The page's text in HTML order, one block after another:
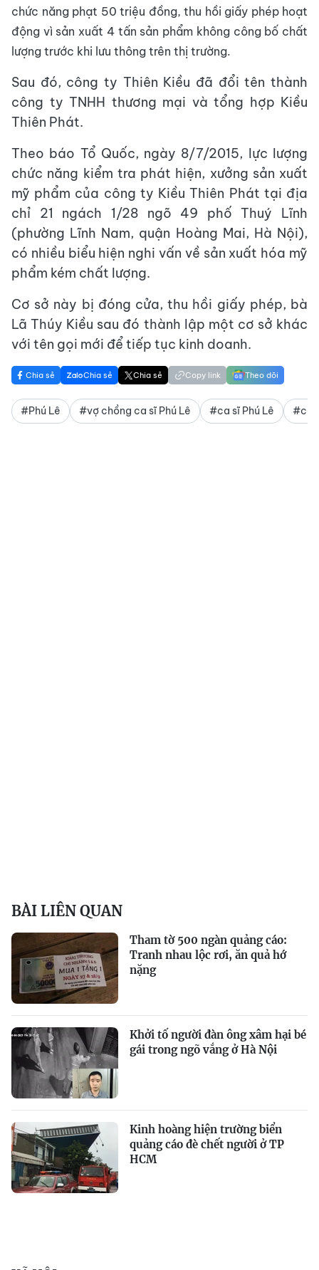
chức năng phạt 50 triệu đồng, thu hồi giấy phép hoạt
động vì sản xuất 4 tấn sản phẩm không công bố chất
lượng trước khi lưu thông trên thị trường.
Sau đó, công ty Thiên Kiều đã đổi tên thành
công ty TNHH thương mại và tổng hợp Kiều
Thiên Phát.
Theo báo Tổ Quốc, ngày 8/7/2015, lực lượng
chức năng kiểm tra phát hiện, xưởng sản xuất
mỹ phẩm của công ty Kiều Thiên Phát tại địa
chỉ 21 ngách 1/28 ngõ 49 phố Thuý Lĩnh
(phường Lĩnh Nam, quận Hoàng Mai, Hà Nội),
có nhiều biểu hiện nghi vấn về sản xuất hóa mỹ
phẩm kém chất lượng.
Cơ sở này bị đóng cửa, thu hồi giấy phép, bà
Lã Thúy Kiều sau đó thành lập một cơ sở khác
với tên gọi mới để tiếp tục kinh doanh.
Chia sẻ Chia sẻ Chia sẻ Copy link Theo dõi
#Phú Lê #vợ chồng ca sĩ Phú Lê #ca sĩ Phú Lê #ca
BÀI LIÊN QUAN
Tham tờ 500 ngàn quảng cáo:
Tranh nhau lộc rơi, ăn quả hớ
nặng
Khởi tố người đàn ông xâm hại bé
gái trong ngõ vắng ở Hà Nội
Kinh hoàng hiện trường biển
quảng cáo đè chết người ở TP
HCM